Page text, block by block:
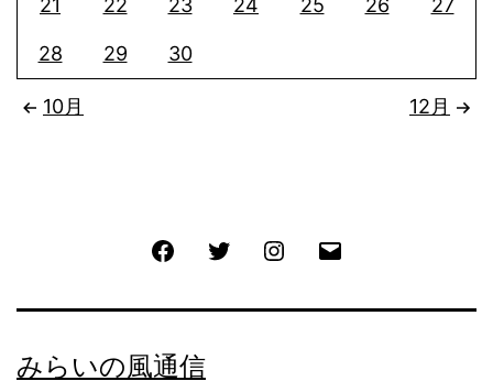
21 22 23 24 25 26 27
28 29 30
10月 12月
FacebookTwitter Instagram
みらいの風通信